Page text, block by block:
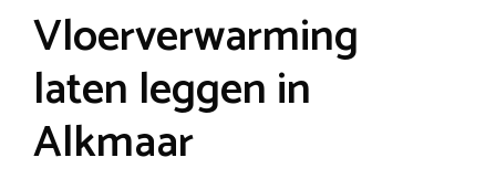
Vloerverwarming
laten leggen in
Alkmaar